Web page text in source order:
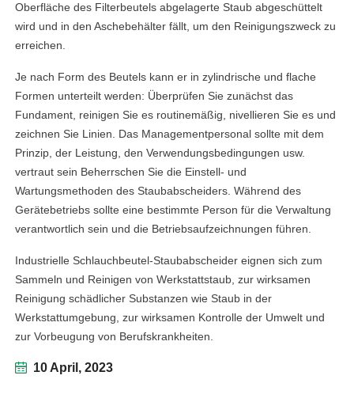
10 April, 2023
Oberfläche des Filterbeutels abgelagerte Staub abgeschüttelt
wird und in den Aschebehälter fällt, um den Reinigungszweck zu
erreichen.
Je nach Form des Beutels kann er in zylindrische und flache
Formen unterteilt werden: Überprüfen Sie zunächst das
Fundament, reinigen Sie es routinemäßig, nivellieren Sie es und
zeichnen Sie Linien. Das Managementpersonal sollte mit dem
Prinzip, der Leistung, den Verwendungsbedingungen usw.
vertraut sein Beherrschen Sie die Einstell- und
Wartungsmethoden des Staubabscheiders. Während des
Gerätebetriebs sollte eine bestimmte Person für die Verwaltung
verantwortlich sein und die Betriebsaufzeichnungen führen.
Industrielle Schlauchbeutel-Staubabscheider eignen sich zum
Sammeln und Reinigen von Werkstattstaub, zur wirksamen
Reinigung schädlicher Substanzen wie Staub in der
Werkstattumgebung, zur wirksamen Kontrolle der Umwelt und
zur Vorbeugung von Berufskrankheiten.